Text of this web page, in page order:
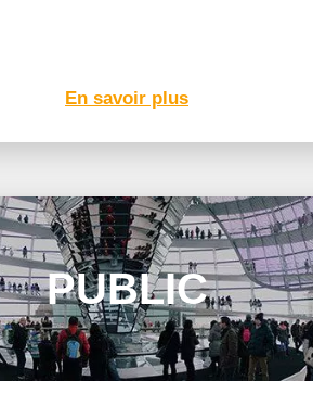
En savoir plus
PUBLIC